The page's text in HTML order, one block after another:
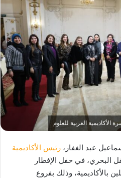
الأكاديمية العربية للعلوم
عبد الغفار، رئيس الأكاديمية
البحري، في حفل الإفطار
بالأكاديمية، وذلك بفروع